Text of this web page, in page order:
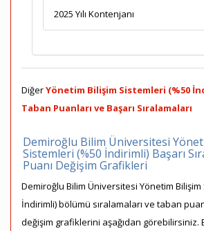
2025 Yılı Kontenjanı
DiğerYönetim Bilişim Sistemleri (%50
Taban Puanları ve Başarı Sıralamaları
Demiroğlu Bilim Üniversitesi
Sistemleri (%50 İndirimli) Başarı
Puanı Değişim Grafikleri
Demiroğlu Bilim Üniversitesi Yönetim Bilişim
İndirimli) bölümü sıralamaları ve taban
değişim grafiklerini aşağıdan görebilirsiniz.